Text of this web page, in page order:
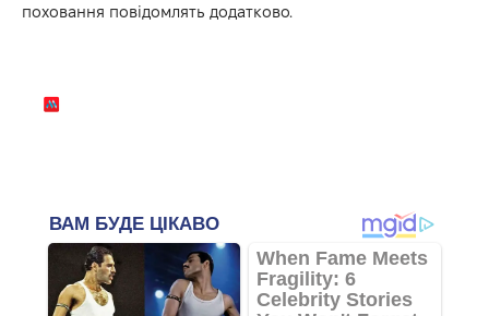
поховання повідомлять додатково.